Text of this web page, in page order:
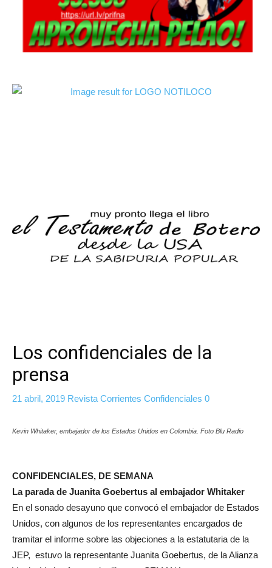
Los confidenciales de la
prensa
21 abril, 2019 Revista Corrientes Confidenciales 0
Kevin Whitaker, embajador de los Estados Unidos en Colombia. Foto Blu Radio
CONFIDENCIALES, DE SEMANA
La parada de Juanita Goebertus al embajador Whitaker
En el sonado desayuno que convocó el embajador de Estados
Unidos, con algunos de los representantes encargados de
tramitar el informe sobre las objeciones a la estatutaria de la
JEP, estuvo la representante Juanita Goebertus, de la Alianza